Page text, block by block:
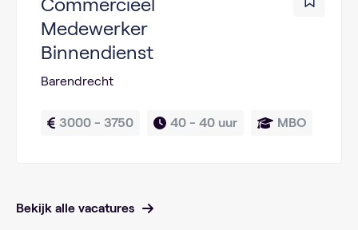
Commercieel
Medewerker
Binnendienst
Barendrecht
3000 - 3750 40 - 40 uur MBO
Bekijk alle vacatures